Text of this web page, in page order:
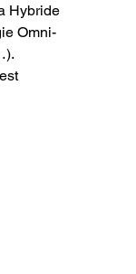
Hybride
Omni-